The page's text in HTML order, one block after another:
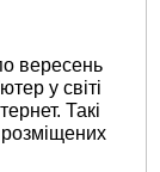
вересень
у світі
Такі